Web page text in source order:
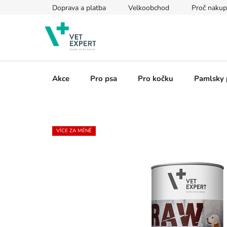
Doprava a platba Velkoobchod Proč
Akce Pro psa Pro kočku Pamlsky
VÍCE ZA MÉNĚ